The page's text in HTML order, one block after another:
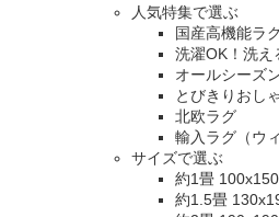
人気特集で選ぶ
国産高機能ラ
洗濯OK！洗え
オールシーズ
とびきりおし
北欧ラグ
輸入ラグ（ウ
サイズで選ぶ
約1畳
約1.5畳